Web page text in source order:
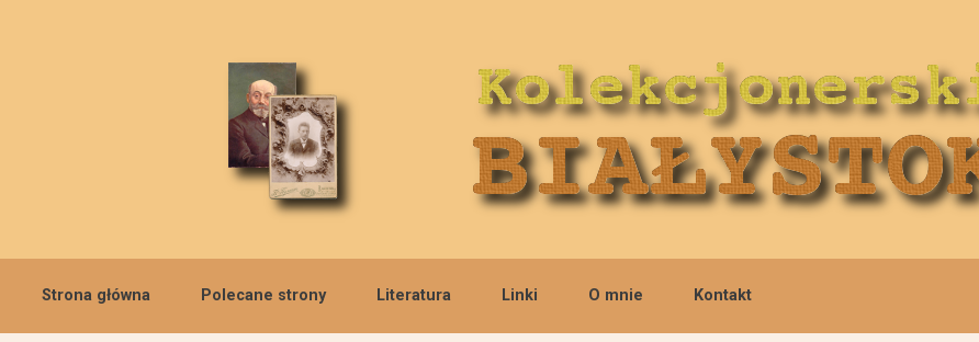
Strona główna Polecane strony Literatura Linki O mnie Kontakt